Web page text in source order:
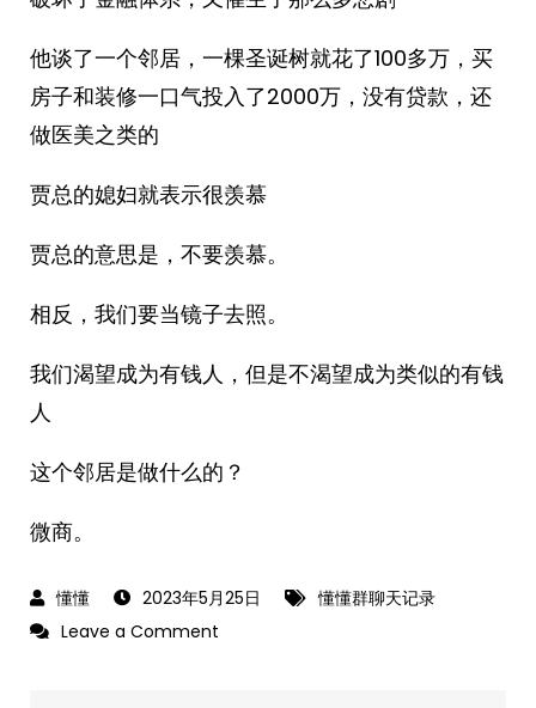
他谈了一个邻居，一棵圣诞树就花了100多万，买
房子和装修一口气投入了2000万，没有贷款，还
做医美之类的
贾总的媳妇就表示很羡慕
贾总的意思是，不要羡慕。
相反，我们要当镜子去照。
我们渴望成为有钱人，但是不渴望成为类似的有钱
人
这个邻居是做什么的？
微商。
2023年5月25日
懂懂群聊天记录
Leave a Comment